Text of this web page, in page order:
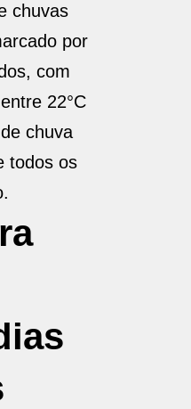
chuvas
por
com
22°C
chuva
todos os